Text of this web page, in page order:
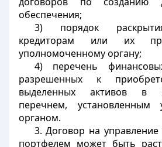
обеспечения;
3) порядок
кредиторам или их
уполномоченному органу;
4) перечень
разрешенных к
выделенных активов в
перечнем, установленным
органом.
3. Договор на
портфелем может быть